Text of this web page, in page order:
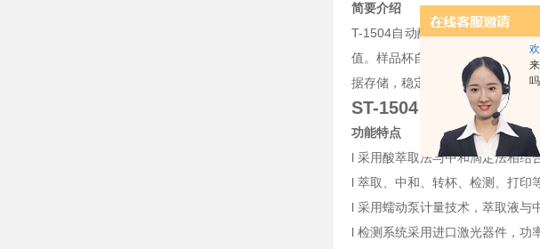
简要介绍
T-1504自动酸值测定仪依据GB/
值。样品杯自动转换、自动滴定
据存储，稳定性能好，可广泛应
ST-1504自动酸值测定仪
功能特点
l 采用酸萃取法与中和滴定法相结
l 萃取、中和、转杯、检测、打印
l 采用蠕动泵计量技术，萃取液与
l 检测系统采用进口激光器件，功